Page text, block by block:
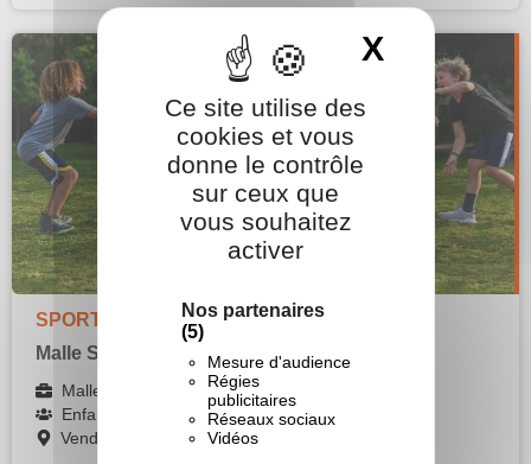
Ce site utilise des
cookies et vous
donne le contrôle
sur ceux que
vous souhaitez
activer
Nos partenaires
(5)
Mesure d'audience
Régies
publicitaires
Réseaux sociaux
Vidéos
X
SPORTS
Malle Sports Emergents
Malle pédagogique
Enfants, Adolescents
Vendée (AD85)